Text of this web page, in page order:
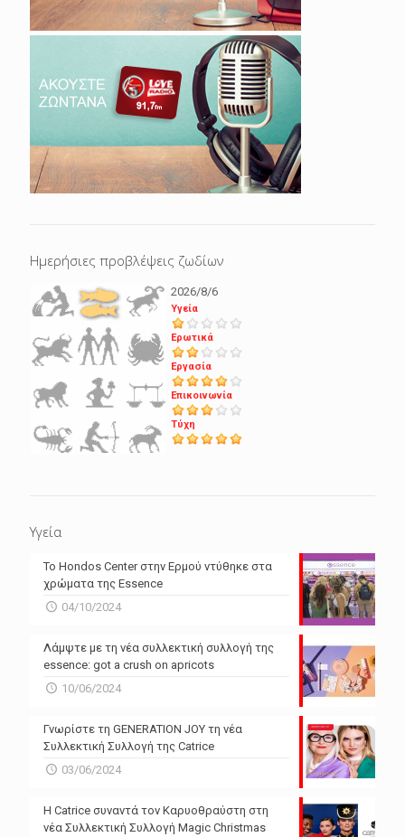
Ημερήσιες προβλέψεις ζωδίων
2026/8/6
Υγεία
Ερωτικά
Εργασία
Επικοινωνία
Τύχη
Υγεία
Το Hondos Center στην Ερμού ντύθηκε στα
χρώματα της Essence
04/10/2024
Λάμψτε με τη νέα συλλεκτική συλλογή της
essence: got a crush on apricots
10/06/2024
Γνωρίστε τη GENERATION JOY τη νέα
Συλλεκτική Συλλογή της Catrice
03/06/2024
Η Catrice συναντά τον Καρυοθραύστη στη
νέα Συλλεκτική Συλλογή Magic Christmas